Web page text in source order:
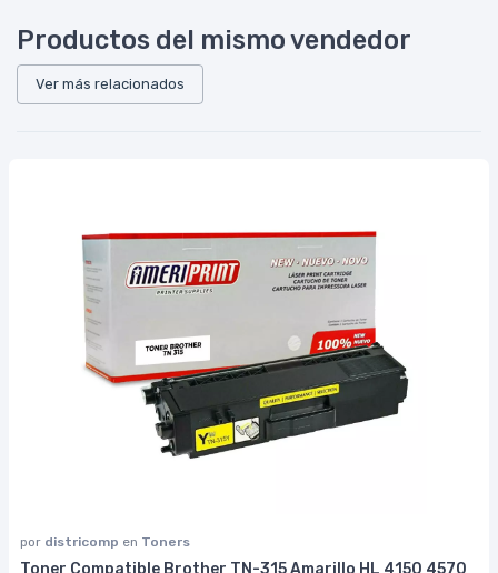
Productos del mismo vendedor
Ver más relacionados
por districomp en Toners
Toner Compatible Brother TN-315 Amarillo HL 4150 4570